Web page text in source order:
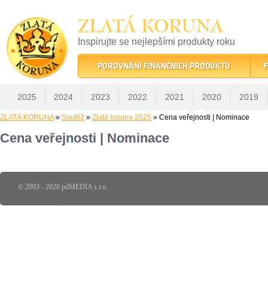
ZLATÁ KORUNA
Inspirujte se nejlepšími produkty roku
22 let tradice a kvality na finančním trhu
POROVNÁNÍ FINANČNÍCH PRODUKTŮ
2025 2024 2023 2022 2021 2020 2019
ZLATÁ KORUNA» Soutěž » Zlatá koruna 2025 » Cena veřejnosti | Nominace
Cena veřejnosti | Nominace
© 2003 - 2026 pdMEDIA s.r.o.